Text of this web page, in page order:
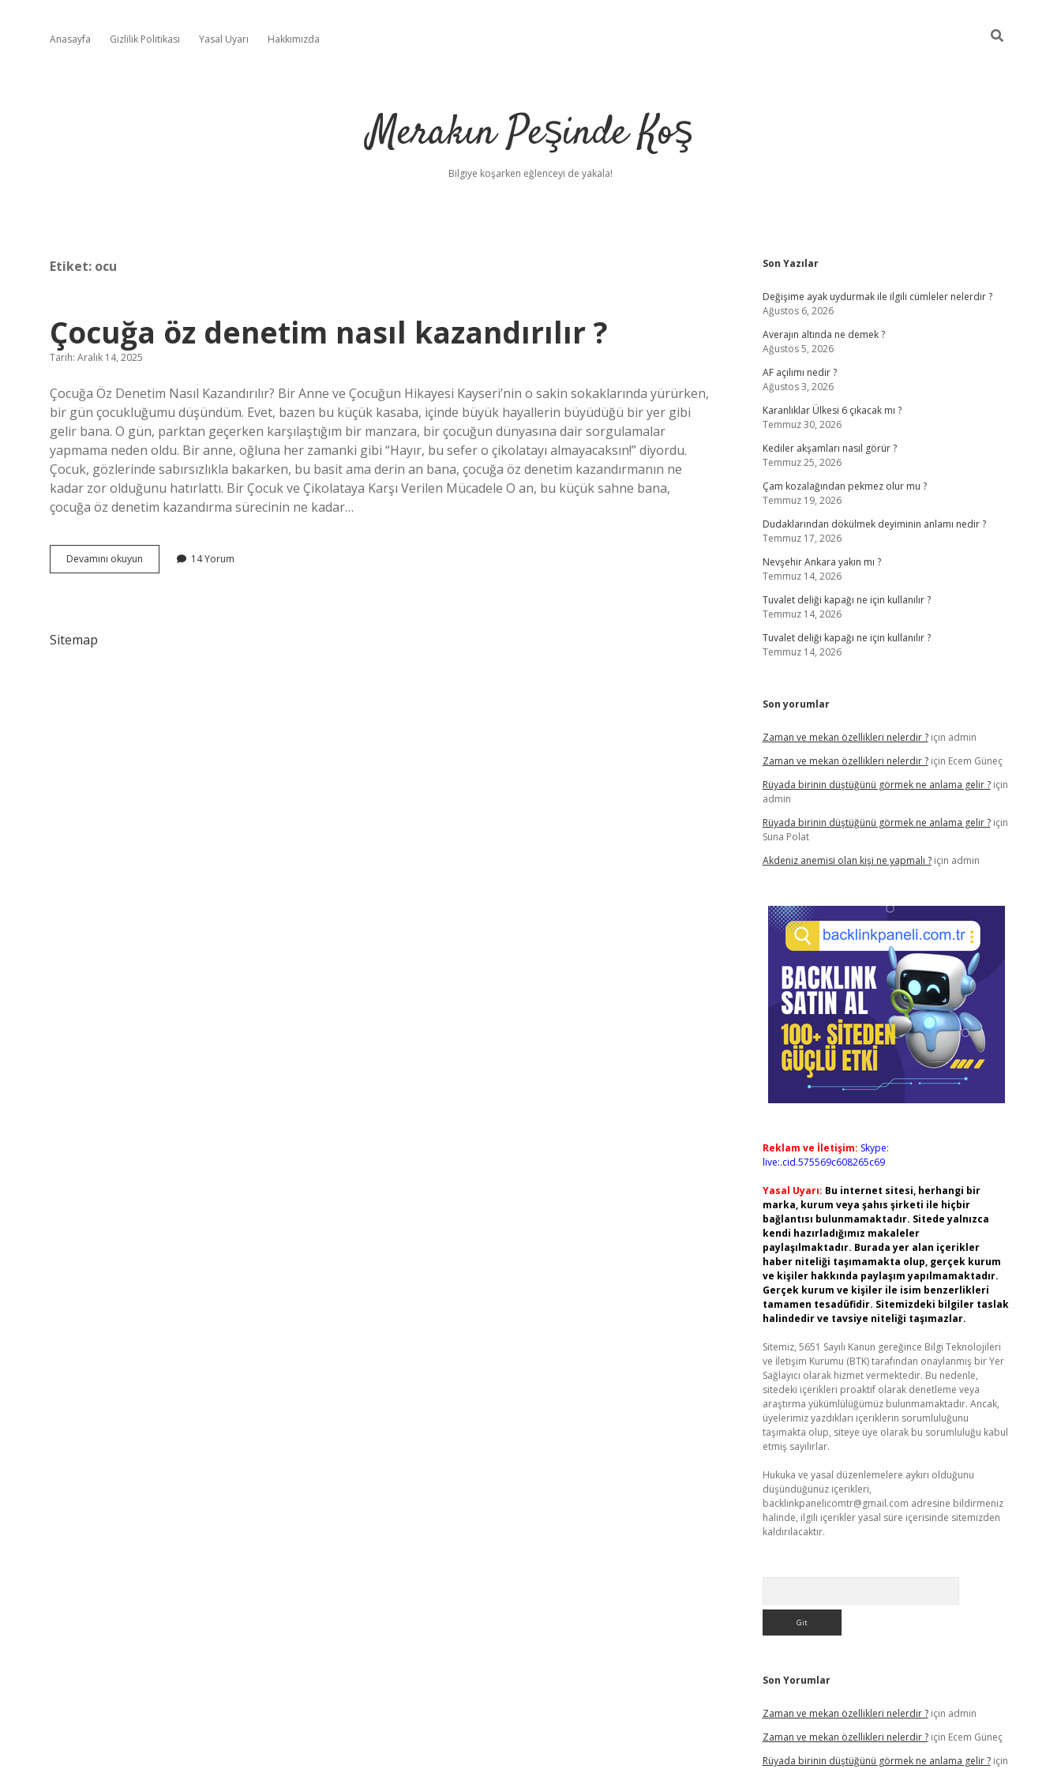
Anasayfa Gizlilik Politikası Yasal Uyarı Hakkımızda
Merakın Peşinde Koş
Bilgiye koşarken eğlenceyi de yakala!
Etiket: ocu
Çocuğa öz denetim nasıl kazandırılır ?
Tarih: Aralık 14, 2025
Çocuğa Öz Denetim Nasıl Kazandırılır? Bir Anne ve Çocuğun Hikayesi Kayseri’nin o sakin sokaklarında yürürken,
bir gün çocukluğumu düşündüm. Evet, bazen bu küçük kasaba, içinde büyük hayallerin büyüdüğü bir yer gibi
gelir bana. O gün, parktan geçerken karşılaştığım bir manzara, bir çocuğun dünyasına dair sorgulamalar
yapmama neden oldu. Bir anne, oğluna her zamanki gibi “Hayır, bu sefer o çikolatayı almayacaksın!” diyordu.
Çocuk, gözlerinde sabırsızlıkla bakarken, bu basit ama derin an bana, çocuğa öz denetim kazandırmanın ne
kadar zor olduğunu hatırlattı. Bir Çocuk ve Çikolataya Karşı Verilen Mücadele O an, bu küçük sahne bana,
çocuğa öz denetim kazandırma sürecinin ne kadar…
Devamını okuyun
öz
14 Yorum
Sitemap
Sidebar
Son Yazılar
Değişime ayak uydurmak ile ilgili cümleler nelerdir ?
Ağustos 6, 2026
Averajın altında ne demek ?
Ağustos 5, 2026
AF açılımı nedir ?
Ağustos 3, 2026
Karanlıklar Ülkesi 6 çıkacak mı ?
Temmuz 30, 2026
Kediler akşamları nasıl görür ?
Temmuz 25, 2026
Çam kozalağından pekmez olur mu ?
Temmuz 19, 2026
Dudaklarından dökülmek deyiminin anlamı nedir ?
Temmuz 17, 2026
Nevşehir Ankara yakın mı ?
Temmuz 14, 2026
Tuvalet deliği kapağı ne için kullanılır ?
Temmuz 14, 2026
Tuvalet deliği kapağı ne için kullanılır ?
Temmuz 14, 2026
Son yorumlar
Zaman ve mekan özellikleri nelerdir ?için admin
Zaman ve mekan özellikleri nelerdir ?için Ecem Güneç
Rüyada birinin düştüğünü görmek ne anlama gelir ?için
admin
Rüyada birinin düştüğünü görmek ne anlama gelir ?için
Suna Polat
Akdeniz anemisi olan kişi ne yapmalı ?için admin
Reklam ve İletişim: Skype:
live:.cid.575569c608265c69
Yasal Uyarı: Bu internet sitesi, herhangi bir
marka, kurum veya şahıs şirketi ile hiçbir
bağlantısı bulunmamaktadır. Sitede yalnızca
kendi hazırladığımız makaleler
paylaşılmaktadır. Burada yer alan içerikler
haber niteliği taşımamakta olup, gerçek kurum
ve kişiler hakkında paylaşım yapılmamaktadır.
Gerçek kurum ve kişiler ile isim benzerlikleri
tamamen tesadüfidir. Sitemizdeki bilgiler taslak
halindedir ve tavsiye niteliği taşımazlar.
Sitemiz, 5651 Sayılı Kanun gereğince Bilgi Teknolojileri
ve İletişim Kurumu (BTK) tarafından onaylanmış bir Yer
Sağlayıcı olarak hizmet vermektedir. Bu nedenle,
sitedeki içerikleri proaktif olarak denetleme veya
araştırma yükümlülüğümüz bulunmamaktadır. Ancak,
üyelerimiz yazdıkları içeriklerin sorumluluğunu
taşımakta olup, siteye üye olarak bu sorumluluğu kabul
etmiş sayılırlar.
Hukuka ve yasal düzenlemelere aykırı olduğunu
düşündüğünüz içerikleri,
backlinkpanelicomtr@gmail.com adresine bildirmeniz
halinde, ilgili içerikler yasal süre içerisinde sitemizden
kaldırılacaktır.
Son Yorumlar
Zaman ve mekan özellikleri nelerdir ?için admin
Zaman ve mekan özellikleri nelerdir ?için Ecem Güneç
Rüyada birinin düştüğünü görmek ne anlama gelir ?için